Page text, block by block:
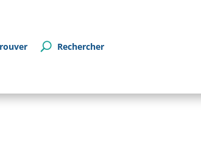
Rechercher